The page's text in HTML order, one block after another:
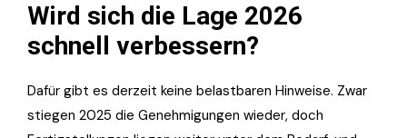
Wird sich die Lage 2026
schnell verbessern?
Dafür gibt es derzeit keine belastbaren Hinweise. Zwar
stiegen 2025 die Genehmigungen wieder, doch